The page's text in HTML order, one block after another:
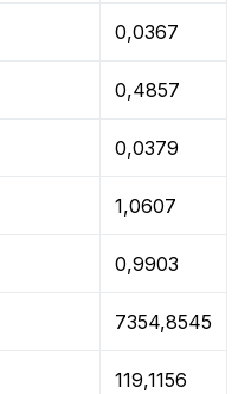
0,0367
0,4857
0,0379
1,0607
0,9903
7354,8545
119,1156